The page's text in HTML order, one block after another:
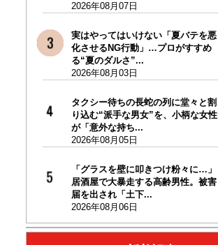
2026年08月07日
実はやってはいけない「夏バテを悪
化させるNG行動」…プロがすすめ
る“夏のダルさ”...
2026年08月03日
タクシー待ちの長蛇の列に堂々と割
り込む“派手な男女”を、小柄な女性
が「意外な持ち...
2026年08月05日
「グラスを壁に叩きつけ粉々に…」
居酒屋で大暴走する高齢男性。被害
届を出され「土下...
2026年08月06日